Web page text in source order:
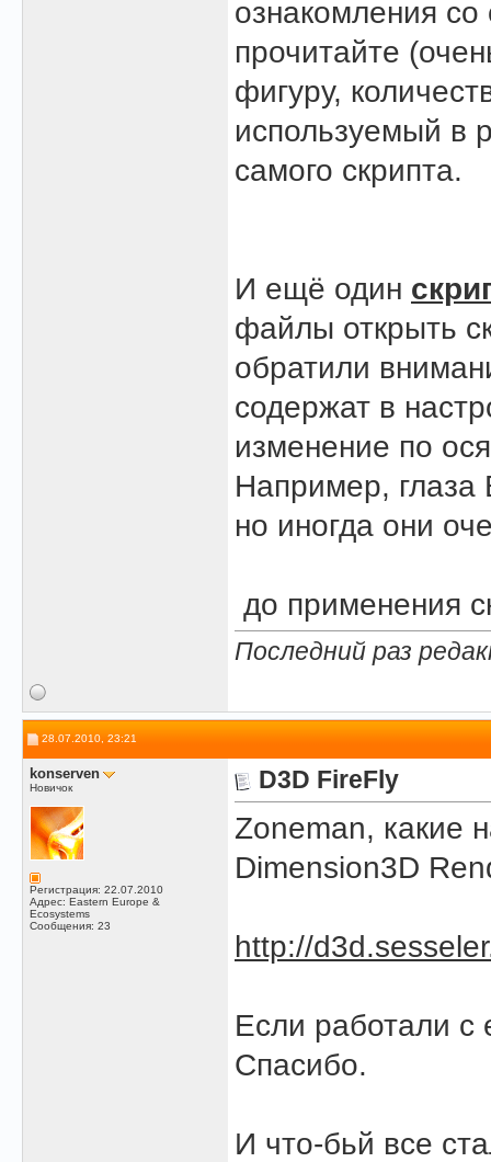
ознакомления со
прочитайте
фигуру,
используемый в
самого скрипта.
И ещё один
файлы открыть
обратили
содержат в
изменение по
Например, глаза
но иногда они
до применения
Последний раз
28.07.2010, 23:21
konserven
Новичок
Регистрация: 22.07.2010
Адрес: Eastern Europe &
Ecosystems
Сообщения: 23
D3D FireFly
Zoneman, какие
Dimension3D
http://
Если работали с
Спасибо.
И что-бьй все